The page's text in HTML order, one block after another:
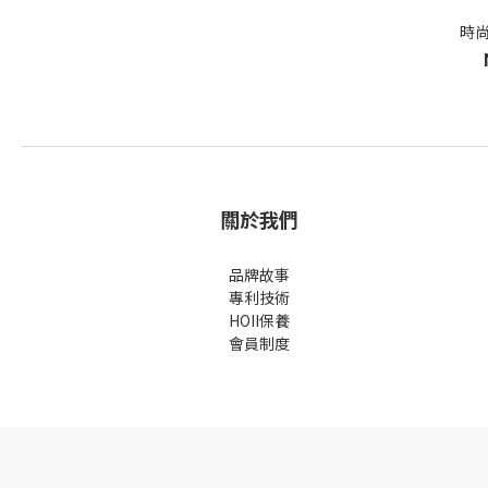
時
關於我們
品牌故事
專利技術
HOII保養
會員制度